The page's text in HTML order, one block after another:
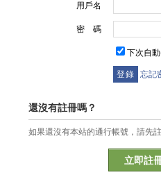
用戶名
密 碼
下次自
忘記
還沒有註冊嗎？
如果還沒有本站的通行帳號，請先
立即註